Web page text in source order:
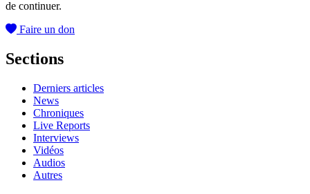
de continuer.
Faire un don
Sections
Derniers articles
News
Chroniques
Live Reports
Interviews
Vidéos
Audios
Autres